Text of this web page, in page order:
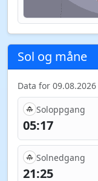
Sol og måne
Data for 09.08.2026
Soloppgang
05:17
Solnedgang
21:25